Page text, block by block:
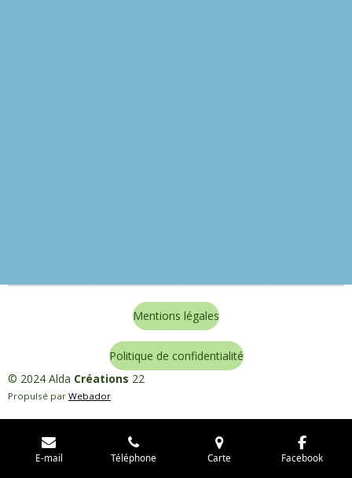
Mentions légales
Politique de confidentialité
© 2024 Alda Créations 22
Propulsé par Webador
E-mail Téléphone Carte Facebook